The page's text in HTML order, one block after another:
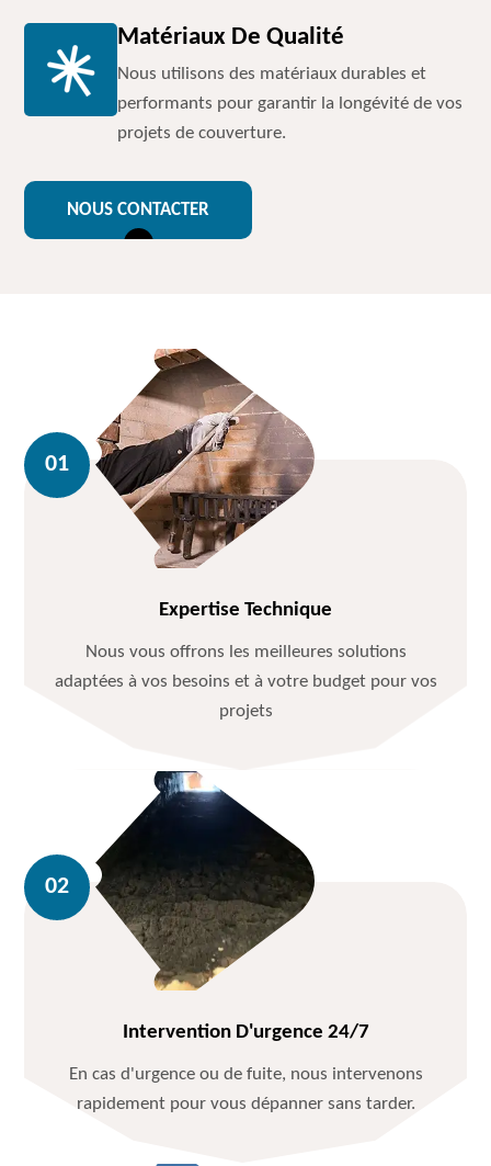
Matériaux De Qualité
Nous utilisons des matériaux durables et
performants pour garantir la longévité de vos
projets de couverture.
NOUS CONTACTER
Expertise Technique
Nous vous offrons les meilleures solutions
adaptées à vos besoins et à votre budget pour vos
projets
Intervention D'urgence 24/7
En cas d'urgence ou de fuite, nous intervenons
rapidement pour vous dépanner sans tarder.